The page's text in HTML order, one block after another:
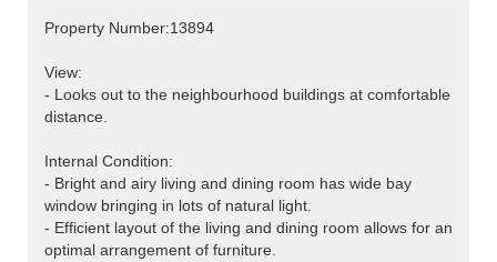
Property Number:13894
View:
- Looks out to the neighbourhood buildings at comfortable
distance.
Internal Condition:
- Bright and airy living and dining room has wide bay
window bringing in lots of natural light.
- Efficient layout of the living and dining room allows for an
optimal arrangement of furniture.